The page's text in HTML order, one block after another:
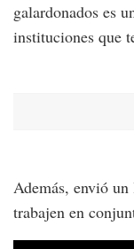
galardonados es
instituciones que
Además, envió un
trabajen en